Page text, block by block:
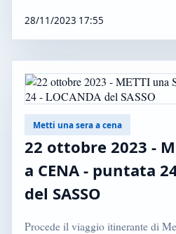
28/11/2023 17:55
Metti una sera a cena
22 ottobre 2023 -
a CENA - puntata
del SASSO
Procede il viaggio itinerante di